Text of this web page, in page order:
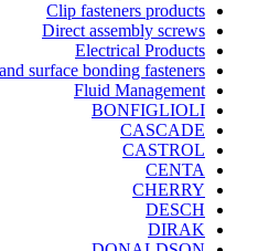
Clip fasteners products
Direct assembly screws
Electrical Products
surface bonding fasteners
Fluid Management
BONFIGLIOLI
CASCADE
CASTROL
CENTA
CHERRY
DESCH
DIRAK